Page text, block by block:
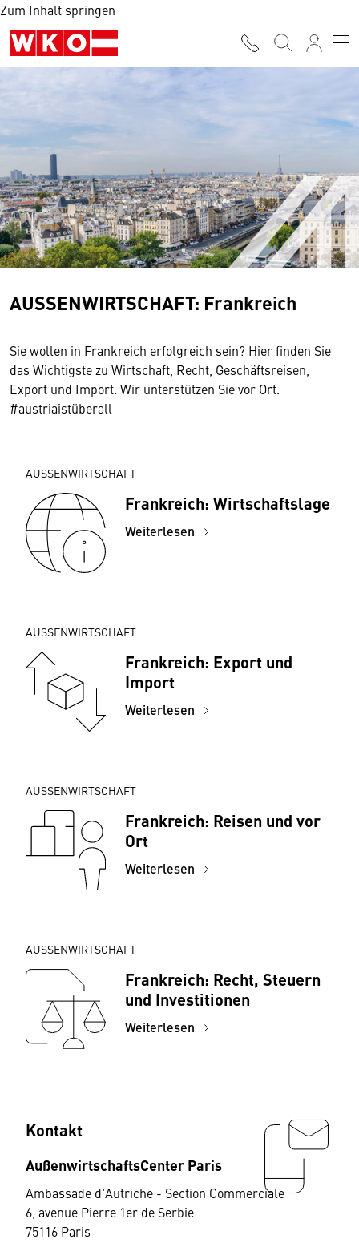
Zum Inhalt springen
AUSSENWIRTSCHAFT: Frankreich
Sie wollen in Frankreich erfolgreich sein? Hier finden Sie
das Wichtigste zu Wirtschaft, Recht, Geschäftsreisen,
Export und Import. Wir unterstützen Sie vor Ort.
#austriaistüberall
AUSSENWIRTSCHAFT
Frankreich: Wirtschaftslage
Weiterlesen
AUSSENWIRTSCHAFT
Frankreich: Export und
Import
Weiterlesen
AUSSENWIRTSCHAFT
Frankreich: Reisen und vor
Ort
Weiterlesen
AUSSENWIRTSCHAFT
Frankreich: Recht, Steuern
und Investitionen
Weiterlesen
Kontakt
AußenwirtschaftsCenter Paris
Ambassade d'Autriche - Section Commerciale
6, avenue Pierre 1er de Serbie
75116 Paris